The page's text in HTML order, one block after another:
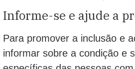
Informe-se e ajude a
Para promover a inclusão e
informar sobre a condição e